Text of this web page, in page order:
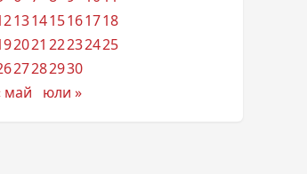
131415161718
2021 22232425
27282930
май
юли »